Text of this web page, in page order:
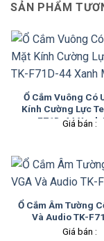
SẢN PHẨM
Ổ Cắm Vuông Có
Kính Cường Lực
F71D-44 Xanh
Giá bán :
Ổ Cắm Âm Tường
Và Audio TK-
Giá bán :